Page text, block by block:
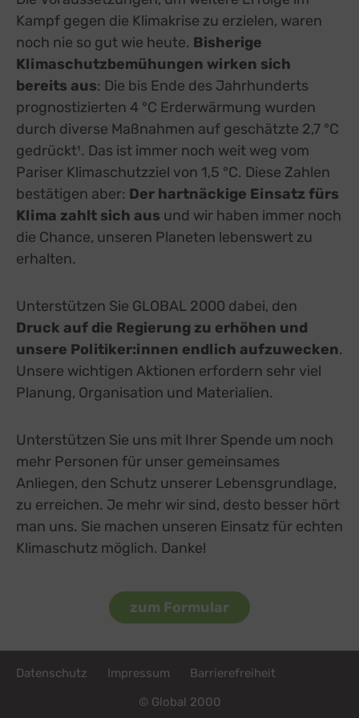
Kampf gegen die Klimakrise zu erzielen, waren
noch nie so gut wie heute. Bisherige
Klimaschutzbemühungen wirken sich
bereits aus: Die bis Ende des Jahrhunderts
prognostizierten 4 °C Erderwärmung wurden
durch diverse Maßnahmen auf geschätzte 2,7 °C
gedrückt¹. Das ist immer noch weit weg vom
Pariser Klimaschutzziel von 1,5 °C. Diese Zahlen
bestätigen aber: Der hartnäckige Einsatz fürs
Klima zahlt sich aus und wir haben immer noch
die Chance, unseren Planeten lebenswert zu
erhalten.
Unterstützen Sie GLOBAL 2000 dabei, den
Druck auf die Regierung zu erhöhen und
unsere Politiker:innen endlich aufzuwecken.
Unsere wichtigen Aktionen erfordern sehr viel
Planung, Organisation und Materialien.
Unterstützen Sie uns mit Ihrer Spende um noch
mehr Personen für unser gemeinsames
Anliegen, den Schutz unserer Lebensgrundlage,
zu erreichen. Je mehr wir sind, desto besser hört
man uns. Sie machen unseren Einsatz für echten
Klimaschutz möglich. Danke!
zum Formular
Datenschutz Impressum Barrierefreiheit
© Global 2000
Spotteron GmbH, Österreich
Details zu Spotteron Maps
Switch zum
Typeform
TYPEFORM S.L., Spanien
Details
Vimeo
Vimeo Inc., USA
Switch zum
YouTube
Google Ireland Limited, Irland
Detailszu YouTube
Switch zum